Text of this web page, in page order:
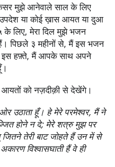
मुझे आनेवाले साल के लिए
या कोई ख़ास आयत या दुआ
लिए, मेरा दिल मुझे भजन
पिछले ३ महीनों से, मैं इस भजन
इस हफ़्ते, मैं आपके साथ अपने
आयतों को नज़दीक़ी से देखेंगे।
उठाता हूँ। हे मेरे परमेश्‍वर, मैं ने
होने न दे; मेरे शत्रु मुझ पर
जितने तेरी बाट जोहते हैं उन में से
विश्‍वासघाती हैं वे ही